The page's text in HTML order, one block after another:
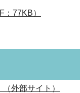
77KB）
外部サイト）